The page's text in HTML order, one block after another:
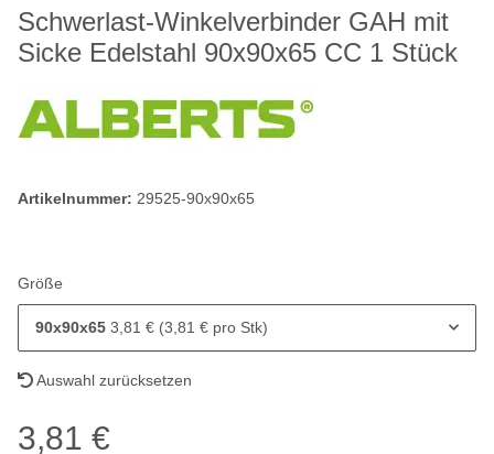
Schwerlast-Winkelverbinder GAH mit
Sicke Edelstahl 90x90x65 CC 1 Stück
Artikelnummer: 29525-90x90x65
Größe
90x90x65 3,81 € (3,81 € pro Stk)
Auswahl zurücksetzen
3,81 €